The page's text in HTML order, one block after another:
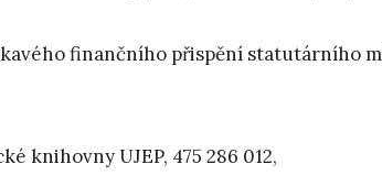
finančního přispění statutárního
knihovny UJEP, 475 286 012,